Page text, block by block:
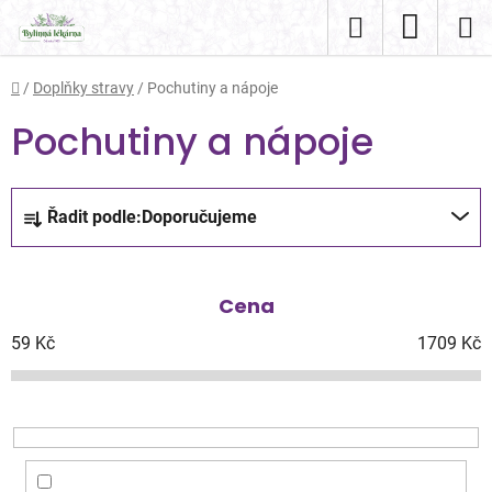
obsah
Hledat
KOŠÍK
Domů
/ Doplňky stravy / Pochutiny a nápoje
Pochutiny a nápoje
Ř
a
z
í
p
o
d
Řadit podle:Doporučujeme
Cena
59 Kč 1709 Kč